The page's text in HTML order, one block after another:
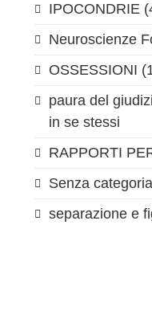
IPOCONDRIE
Neuroscienze
OSSESSIONI
paura del
in se stessi
RAPPORTI
Senza categoria
separazione e